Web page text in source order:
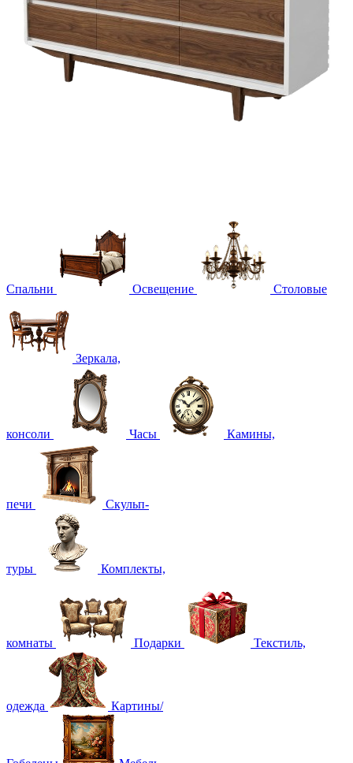
Спальни Освещение Столовые
Зеркала,
консоли Часы Камины,
печи Скульп-
туры Комплекты,
комнаты Подарки Текстиль,
одежда Картины/